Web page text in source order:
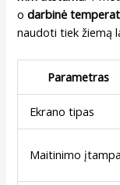
odarbinė
naudoti tiek žiemą
Parametras
Ekrano tipas
Maitinimo įtampa